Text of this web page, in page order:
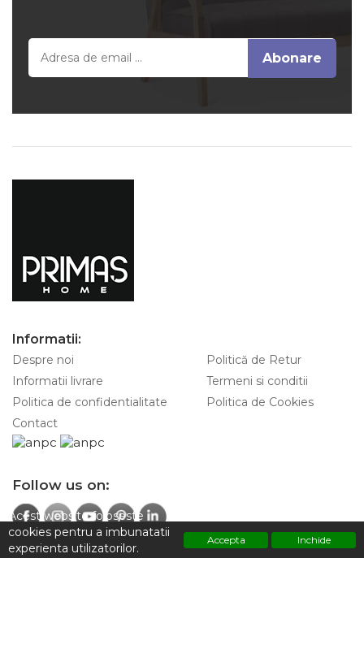
Abonare
Acest website foloseste
cookies pentru a imbunatatii
experienta utilizatorilor.
Accepta Inchide
Informatii:
Despre noi
Politică de Retur
Informatii livrare
Termeni si conditii
Politica de confidentialitate
Politica de Cookies
Contact
Follow us on:
Contacteaza-ne pentru informatii: